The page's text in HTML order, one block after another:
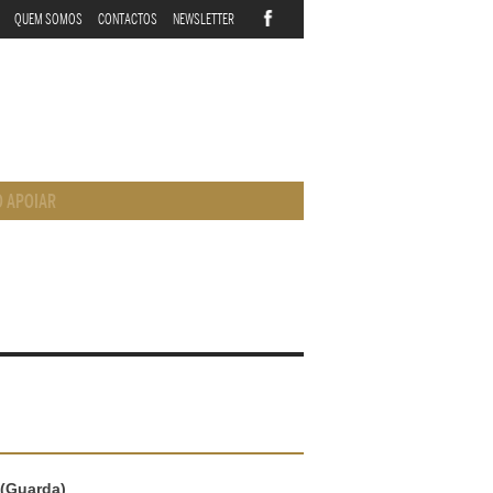
QUEM SOMOS CONTACTOS NEWSLETTER
APOIAR